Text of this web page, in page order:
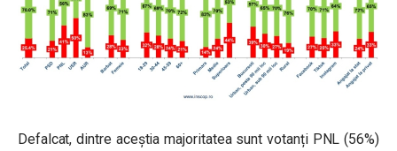
Defalcat, dintre aceștia majoritatea sunt votanți PNL (56%)